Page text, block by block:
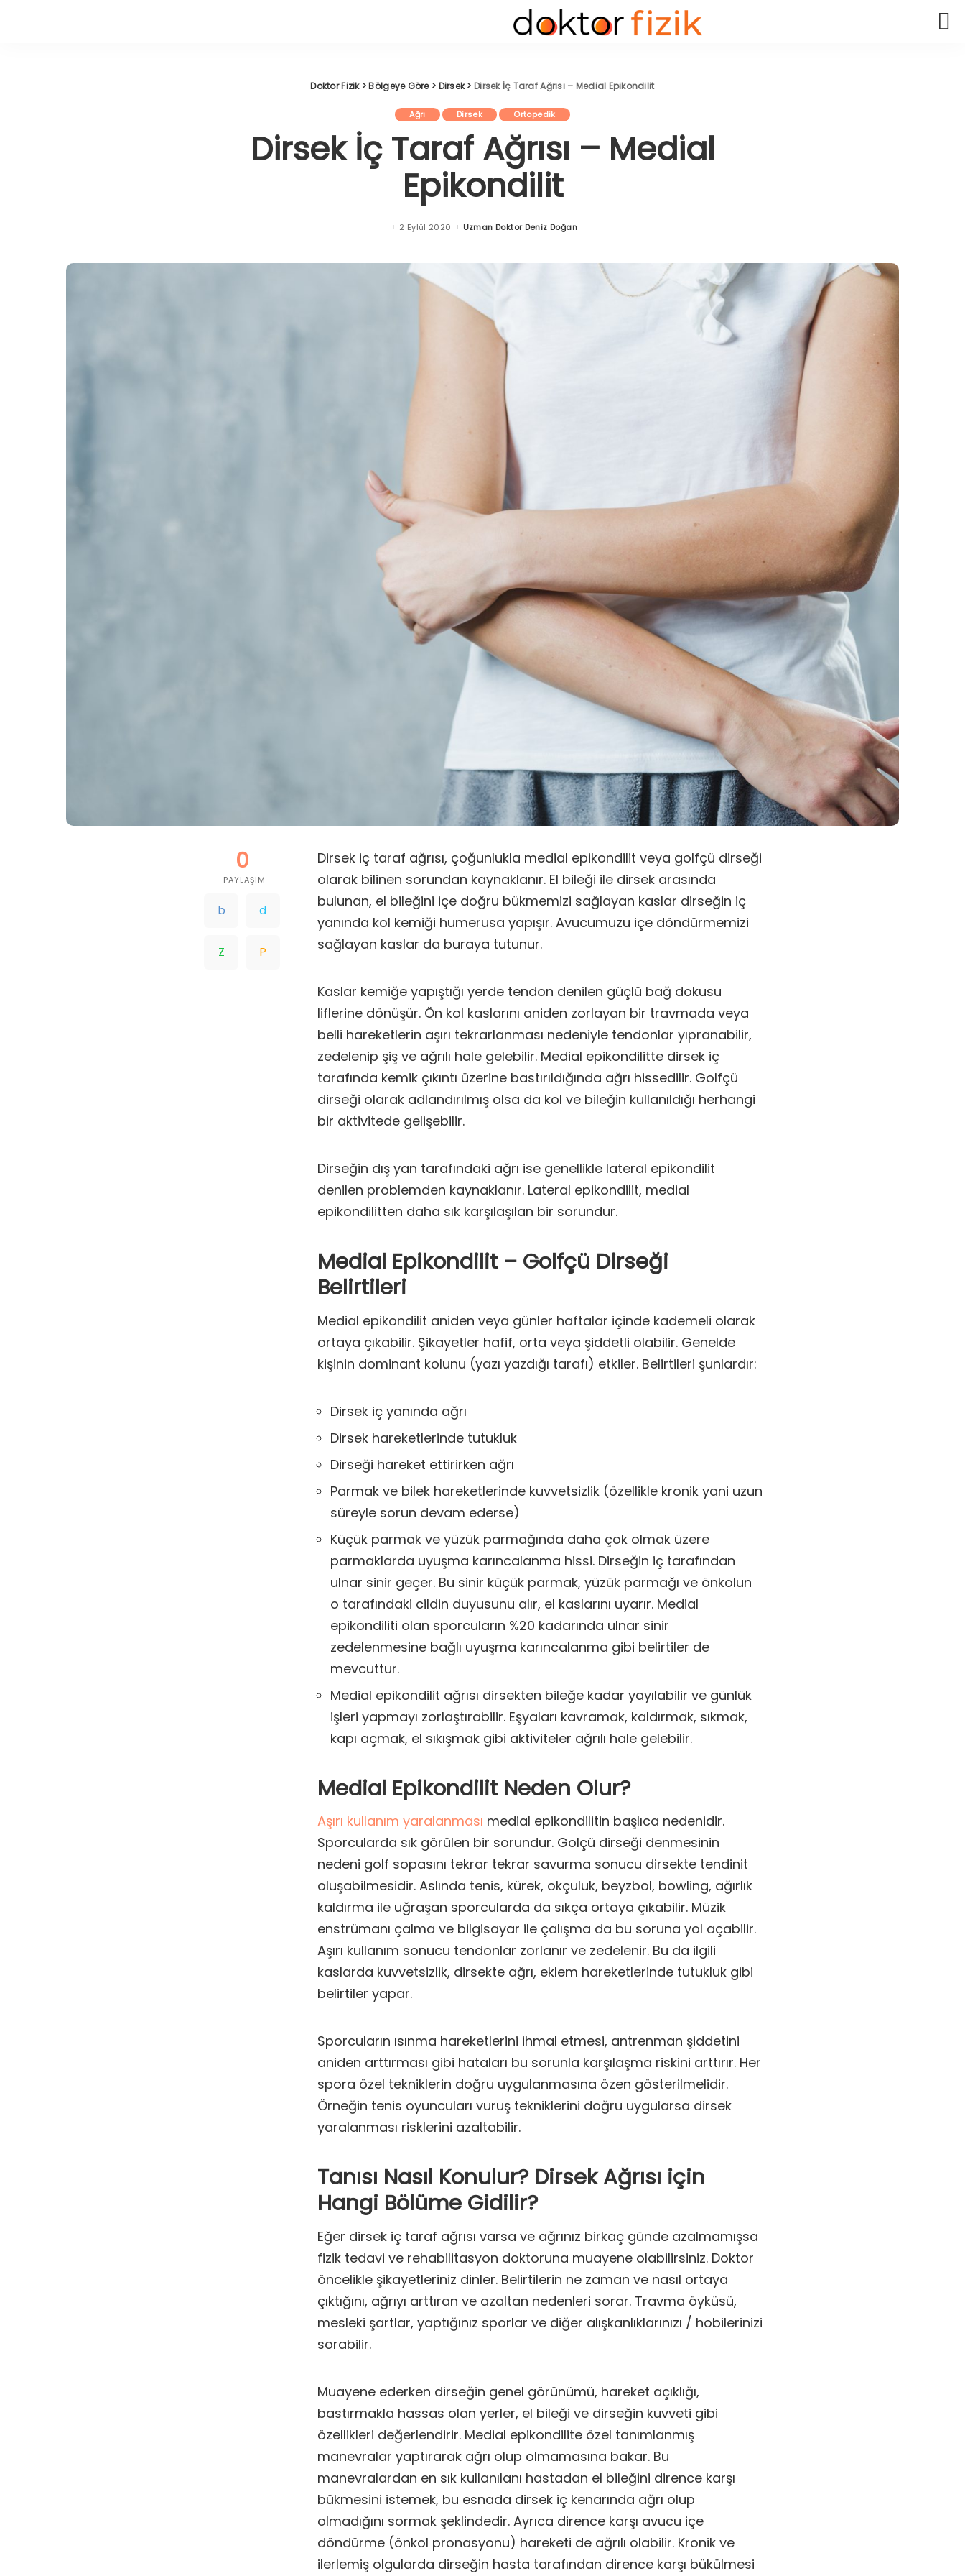
Doktor Fizik>Bölgeye Göre> Dirsek> Dirsek İç Taraf Ağrısı – Medial Epikondilit
Ağrı Dirsek Ortopedik
Dirsek İç Taraf Ağrısı – Medial
Epikondilit
2 Eylül 2020 Posted
Uzman Doktor Deniz Doğan
0
PAYLAŞIM
Dirsek iç taraf ağrısı, çoğunlukla medial epikondilit veya golfçü dirseği
olarak bilinen sorundan kaynaklanır. El bileği ile dirsek arasında
bulunan, el bileğini içe doğru bükmemizi sağlayan kaslar dirseğin iç
yanında kol kemiği humerusa yapışır. Avucumuzu içe döndürmemizi
sağlayan kaslar da buraya tutunur.
Kaslar kemiğe yapıştığı yerde tendon denilen güçlü bağ dokusu
liflerine dönüşür. Ön kol kaslarını aniden zorlayan bir travmada veya
belli hareketlerin aşırı tekrarlanması nedeniyle tendonlar yıpranabilir,
zedelenip şiş ve ağrılı hale gelebilir. Medial epikondilitte dirsek iç
tarafında kemik çıkıntı üzerine bastırıldığında ağrı hissedilir. Golfçü
dirseği olarak adlandırılmış olsa da kol ve bileğin kullanıldığı herhangi
bir aktivitede gelişebilir.
Dirseğin dış yan tarafındaki ağrı ise genellikle lateral epikondilit
denilen problemden kaynaklanır. Lateral epikondilit, medial
epikondilitten daha sık karşılaşılan bir sorundur.
Medial Epikondilit – Golfçü Dirseği
Belirtileri
Medial epikondilit aniden veya günler haftalar içinde kademeli olarak
ortaya çıkabilir. Şikayetler hafif, orta veya şiddetli olabilir. Genelde
kişinin dominant kolunu (yazı yazdığı tarafı) etkiler. Belirtileri şunlardır:
Dirsek iç yanında ağrı
Dirsek hareketlerinde tutukluk
Dirseği hareket ettirirken ağrı
Parmak ve bilek hareketlerinde kuvvetsizlik (özellikle kronik yani uzun
süreyle sorun devam ederse)
Küçük parmak ve yüzük parmağında daha çok olmak üzere
parmaklarda uyuşma karıncalanma hissi. Dirseğin iç tarafından
ulnar sinir geçer. Bu sinir küçük parmak, yüzük parmağı ve önkolun
o tarafındaki cildin duyusunu alır, el kaslarını uyarır. Medial
epikondiliti olan sporcuların %20 kadarında ulnar sinir
zedelenmesine bağlı uyuşma karıncalanma gibi belirtiler de
mevcuttur.
Medial epikondilit ağrısı dirsekten bileğe kadar yayılabilir ve günlük
işleri yapmayı zorlaştırabilir. Eşyaları kavramak, kaldırmak, sıkmak,
kapı açmak, el sıkışmak gibi aktiviteler ağrılı hale gelebilir.
Medial Epikondilit Neden Olur?
Aşırı kullanım yaralanması medial epikondilitin başlıca nedenidir.
Sporcularda sık görülen bir sorundur. Golçü dirseği denmesinin
nedeni golf sopasını tekrar tekrar savurma sonucu dirsekte tendinit
oluşabilmesidir. Aslında tenis, kürek, okçuluk, beyzbol, bowling, ağırlık
kaldırma ile uğraşan sporcularda da sıkça ortaya çıkabilir. Müzik
enstrümanı çalma ve bilgisayar ile çalışma da bu soruna yol açabilir.
Aşırı kullanım sonucu tendonlar zorlanır ve zedelenir. Bu da ilgili
kaslarda kuvvetsizlik, dirsekte ağrı, eklem hareketlerinde tutukluk gibi
belirtiler yapar.
Sporcuların ısınma hareketlerini ihmal etmesi, antrenman şiddetini
aniden arttırması gibi hataları bu sorunla karşılaşma riskini arttırır. Her
spora özel tekniklerin doğru uygulanmasına özen gösterilmelidir.
Örneğin tenis oyuncuları vuruş tekniklerini doğru uygularsa dirsek
yaralanması risklerini azaltabilir.
Tanısı Nasıl Konulur? Dirsek Ağrısı için
Hangi Bölüme Gidilir?
Eğer dirsek iç taraf ağrısı varsa ve ağrınız birkaç günde azalmamışsa
fizik tedavi ve rehabilitasyon doktoruna muayene olabilirsiniz. Doktor
öncelikle şikayetleriniz dinler. Belirtilerin ne zaman ve nasıl ortaya
çıktığını, ağrıyı arttıran ve azaltan nedenleri sorar. Travma öyküsü,
mesleki şartlar, yaptığınız sporlar ve diğer alışkanlıklarınızı / hobilerinizi
sorabilir.
Muayene ederken dirseğin genel görünümü, hareket açıklığı,
bastırmakla hassas olan yerler, el bileği ve dirseğin kuvveti gibi
özellikleri değerlendirir. Medial epikondilite özel tanımlanmış
manevralar yaptırarak ağrı olup olmamasına bakar. Bu
manevralardan en sık kullanılanı hastadan el bileğini dirence karşı
bükmesini istemek, bu esnada dirsek iç kenarında ağrı olup
olmadığını sormak şeklindedir. Ayrıca dirence karşı avucu içe
döndürme (önkol pronasyonu) hareketi de ağrılı olabilir. Kronik ve
ilerlemiş olgularda dirseğin hasta tarafından dirence karşı bükülmesi